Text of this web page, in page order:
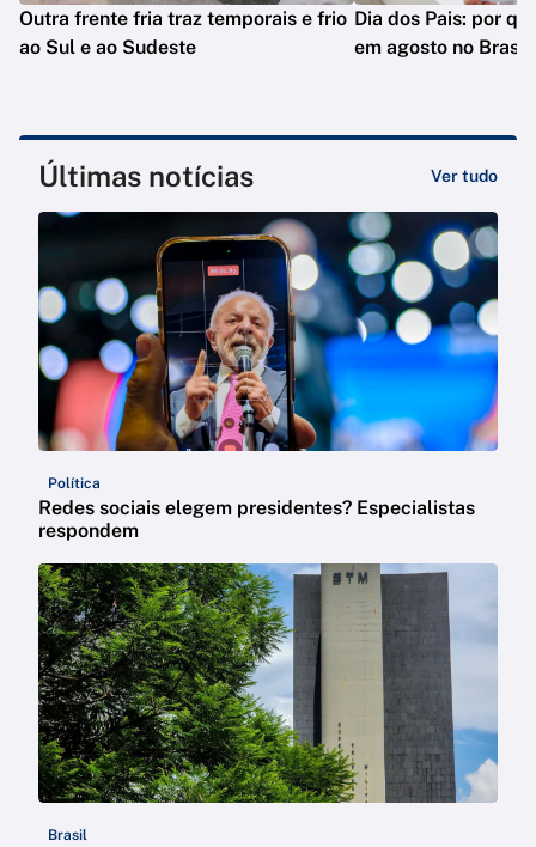
Outra frente fria traz temporais e frio
ao Sul e ao Sudeste
Dia dos Pais: por
em agosto no
Últimas notícias Ver tudo
Política
Redes sociais elegem presidentes? Especialistas
respondem
Brasil